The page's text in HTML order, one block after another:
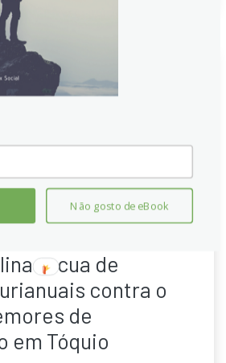
recua de
contra o
de
em Tóquio
Não gosto de eBook